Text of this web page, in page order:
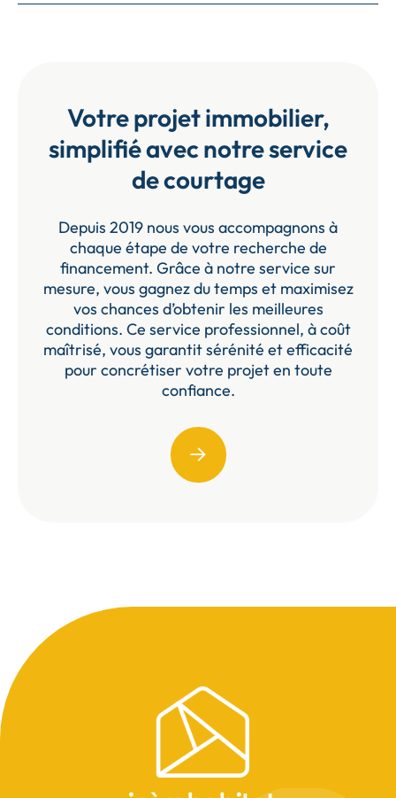
Votre projet immobilier,
simplifié avec notre service
de courtage
Depuis 2019 nous vous accompagnons à
chaque étape de votre recherche de
financement. Grâce à notre service sur
mesure, vous gagnez du temps et maximisez
vos chances d’obtenir les meilleures
conditions. Ce service professionnel, à coût
maîtrisé, vous garantit sérénité et efficacité
pour concrétiser votre projet en toute
confiance.
Pied
de
page